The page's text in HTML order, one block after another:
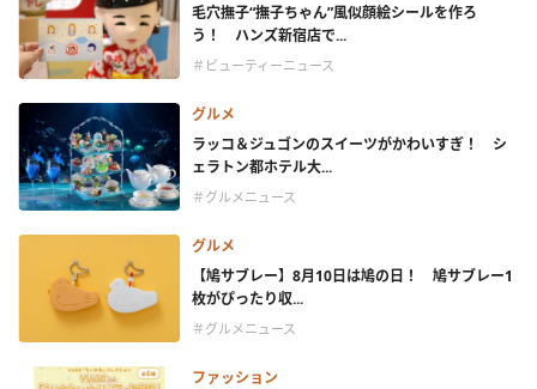
毛穴撫子“撫子ちゃん”風似顔絵シールを作ろ
う！ ハンズ新宿店で...
＃ビューティーニュース
グルメ
ラッコ＆ジュゴンのスイーツがかわいすぎ！ シ
ェラトン都ホテル大...
＃グルメニュース
グルメ
【鳩サブレー】8月10日は鳩の日！ 鳩サブレー1
枚がぴったり収...
＃グルメニュース
ファッション